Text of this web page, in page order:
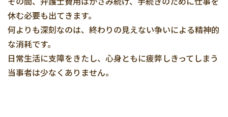
休む必要も出てきます。
何よりも深刻なのは、終わりの見えない争いによる精神的
な消耗です。
日常生活に支障をきたし、心身ともに疲弊しきってしまう
当事者は少なくありません。